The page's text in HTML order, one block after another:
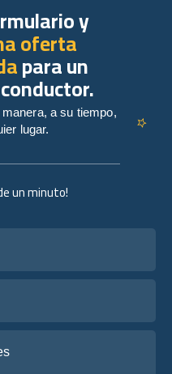
un minuto!
y
oferta
para un
a su tiempo,
lugar.